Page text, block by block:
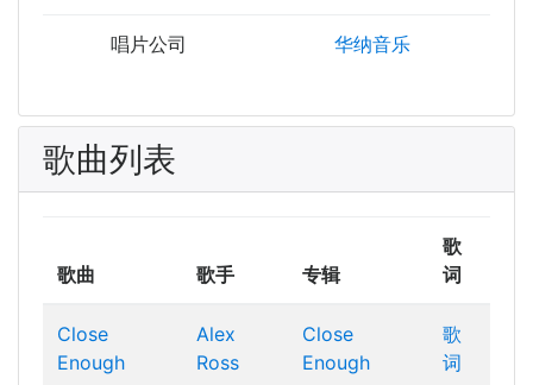
唱片公司 华纳音乐
歌曲列表
歌曲 歌手 专辑
歌
词
Close
Enough
Alex
Ross
Close
Enough
歌
词